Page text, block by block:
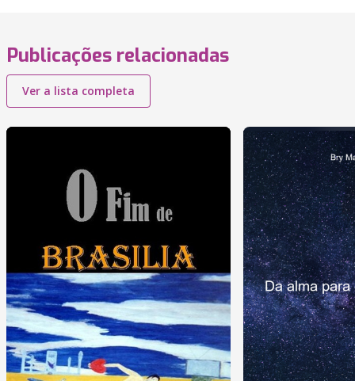
Publicações relacionadas
Ver a lista completa